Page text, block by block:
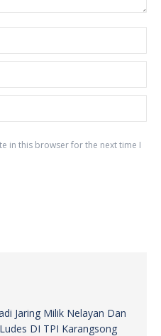
in this browser for the next time I
Jaring Milik Nelayan Dan
DI TPI Karangsong